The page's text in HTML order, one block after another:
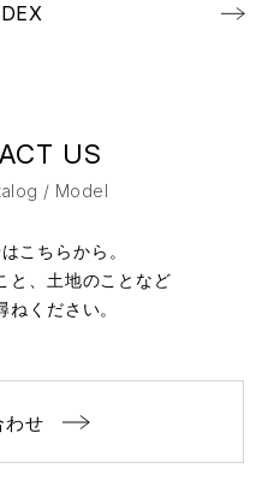
US
/ Model
こちらから。
と、土地のことなど
ください。
わせ